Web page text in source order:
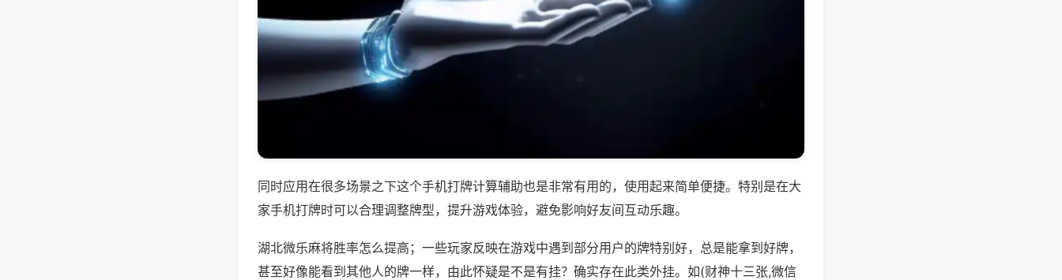
同时应用在很多场景之下这个手机打牌计算辅助也是非常有用的，使用起来简单便捷。特别是在大
家手机打牌时可以合理调整牌型，提升游戏体验，避免影响好友间互动乐趣。
湖北微乐麻将胜率怎么提高；一些玩家反映在游戏中遇到部分用户的牌特别好，总是能拿到好牌，
甚至好像能看到其他人的牌一样，由此怀疑是不是有挂？确实存在此类外挂。如(财神十三张,微信